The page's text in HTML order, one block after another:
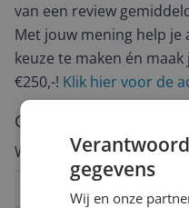
van een review
Met jouw mening help je
keuze te maken én
€250,-! Klik hier voor de
Cijfer
Welk cijfer geef jij dit
gegevens
Wij en onze